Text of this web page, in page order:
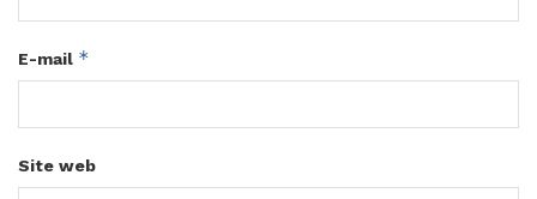
E-mail *
Site web